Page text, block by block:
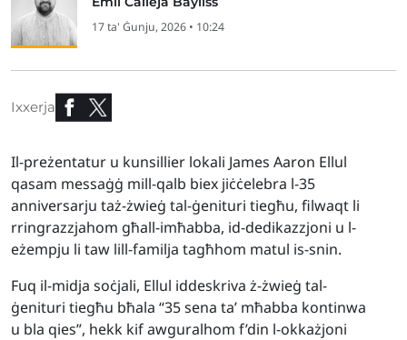
17 ta' Ġunju, 2026 • 10:24
Ixxerja
Il-preżentatur u kunsillier lokali James Aaron Ellul
qasam messaġġ mill-qalb biex jiċċelebra l-35
anniversarju taż-żwieġ tal-ġenituri tiegħu, filwaqt li
rringrazzjahom għall-imħabba, id-dedikazzjoni u l-
eżempju li taw lill-familja tagħhom matul is-snin.
Fuq il-midja soċjali, Ellul iddeskriva ż-żwieġ tal-
ġenituri tiegħu bħala “35 sena ta’ mħabba kontinwa
u bla qies”, hekk kif awguralhom f’din l-okkażjoni